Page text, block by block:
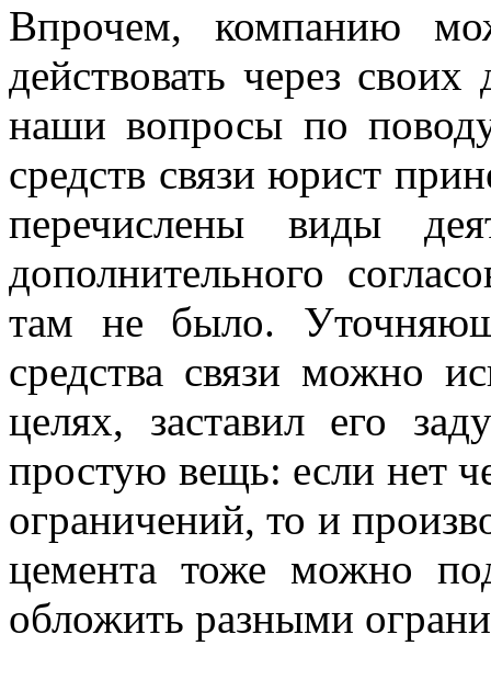
Впрочем, компанию
действовать через
наши вопросы по
средств связи юрист
перечислены виды
дополнительного
там не было.
средства связи можно
целях, заставил его
простую вещь: если нет
ограничений, то и
цемента тоже можно
обложить разными